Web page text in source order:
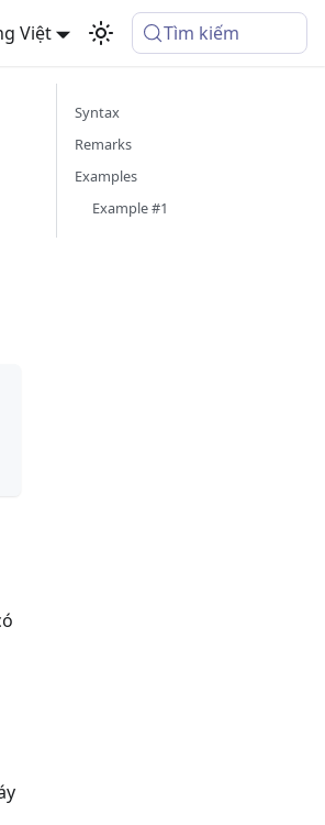
Việt Tìm kiếm
Syntax
Remarks
Examples
Example #1